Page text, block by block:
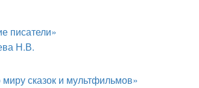
писатели»
Н.В.
сказок и мультфильмов»